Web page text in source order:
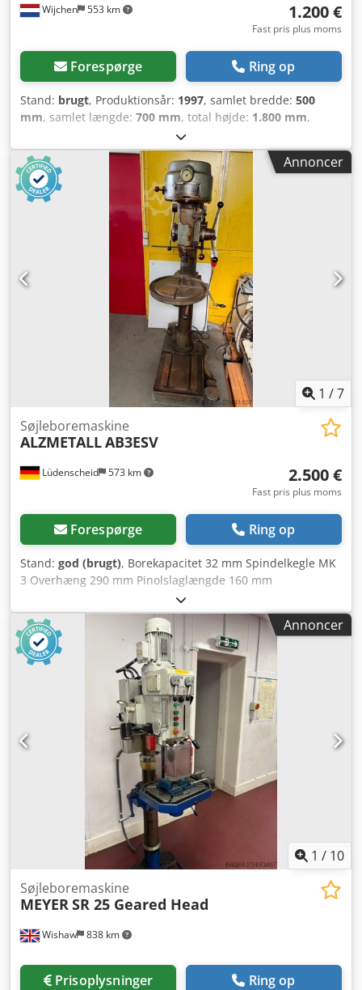
Wijchen 553 km 1.200 €
Fast pris plus moms
Forespørge Ring op
Stand: brugt, Produktionsår: 1997, samlet bredde: 500
mm, samlet længde: 700 mm, total højde: 1.800 mm,
Egenvægt: 200 kg - Produktionsår: 1997 - Dokumentation
tilgængelig: Nej - CE-certifikat tilgængeligt: Nej - Effekt
[kW]: 1,1 - Bordlængde [mm]: 290 - Bordbredde [mm]: 290
- Boredybde [mm]: 80 - Borekapacitet [mm]: 20 - Udhæng
[mm]: 225 - Min. spindelomdrejningstal [omdr./min.]: 210 -
Max. spindelomdrejningstal [omdr./min.]: 2580 -
Transportmål: 700 mm x 500 mm x 1800 mm (l x b x h)
Dsdpfx Aozry Ntjciokr - Transportvægt [kg]: 200 kg -
Transportpakker [stk.]: 1 Finansielle oplysninger Moms:
Den angivne pris er ekskl. moms Moms/differentieret
moms: Moms kan fradrages for virksomheder Levering og
indbytte er muligt når som helst for alt inden for
industriområdet Lukas van Rossum
Annoncer
1 /7
Lüdenscheid 573 km
Søjleboremaskine
ALZMETALLAB3ESV
2.500 €
Fast pris plus moms
Forespørge Ring op
Stand: god (brugt), Borekapacitet 32 mm Spindelkegle MK
3 Overhæng 290 mm Pinolslaglængde 160 mm
Bordstørrelse 510 x 300 mm Søjlediameter 115 mm
Fremføring via drejekryds Spindelhastighed 55 - 1450
o/min., trinløs Motoreffekt 0,9 og 1,3 kW, polskiftbar
Netspænding 380 volt, 50 Hz Spindelhastighed via 2 gear,
2 motorhastigheder og trinløs via variatorgear
Bordhøjdejustering via håndsving let beskadigelse på
dækslet (se billeder) Pladsbehov L x B x H 1200 x 650 x 1900
mm Dodpfxozp Nfxj Aciskr Vægt 400 kg
Annoncer
1 / 10
Wishaw 838 km
Søjleboremaskine
MEYERSR 25 Geared Head
Prisoplysninger Ring op